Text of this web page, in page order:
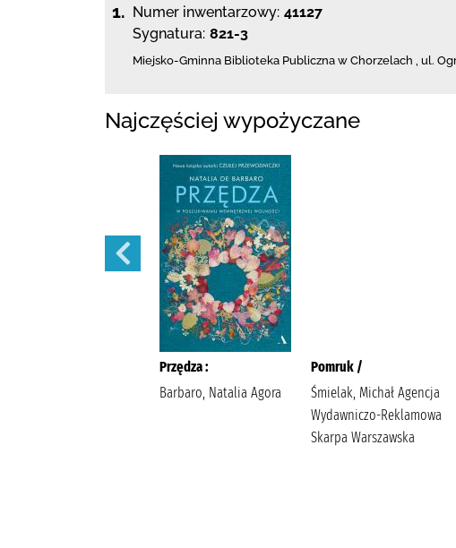
1. Numer inwentarzowy: 41127
Sygnatura: 821-3
Miejsko-Gminna Biblioteka Publiczna w Chorzelach , ul.
Najczęściej wypożyczane
Przędza :
Barbaro, Natalia Agora
Pomruk /
Śmielak, Michał Agencja
Wydawniczo-Reklamowa
Skarpa Warszawska